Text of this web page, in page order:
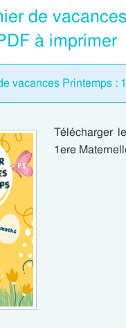
de
à imprimer
vacances Printemps :
Télécharger
1ere